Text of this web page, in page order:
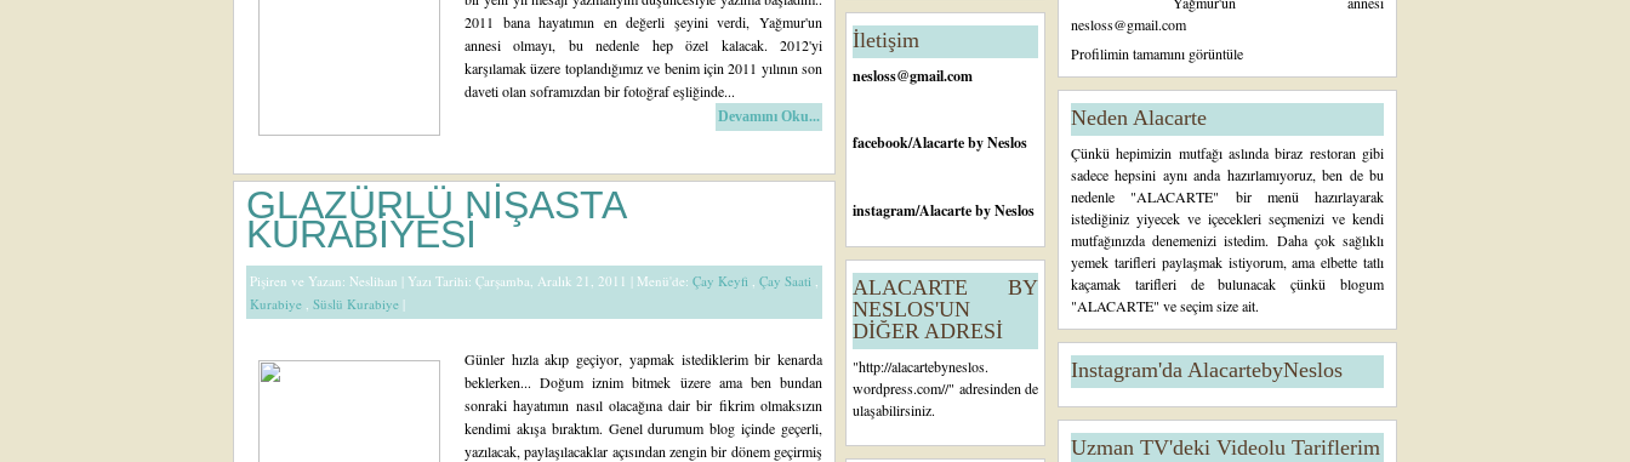
2011 bana hayatımın en değerli şeyini verdi, Yağmur'un
annesi olmayı, bu nedenle hep özel kalacak. 2012'yi
karşılamak üzere toplandığımız ve benim için 2011 yılının son
daveti olan soframızdan bir fotoğraf eşliğinde...
Devamını Oku...
GLAZÜRLÜ NİŞASTA
KURABİYESİ
Pişiren ve Yazan: Neslihan | Yazı Tarihi: Çarşamba, Aralık 21, 2011 | Menü'de: Çay Keyfi , Çay Saati ,
Kurabiye , Süslü Kurabiye |
Günler hızla akıp geçiyor, yapmak istediklerim bir kenarda
beklerken... Doğum iznim bitmek üzere ama ben bundan
sonraki hayatımın nasıl olacağına dair bir fikrim olmaksızın
kendimi akışa bıraktım. Genel durumum blog içinde geçerli,
yazılacak, paylaşılacaklar açısından zengin bir dönem geçirmiş
a
İletişim
nesloss@gmail.com
facebook/Alacarte by Neslos
instagram/Alacarte by Neslos
ALACARTE BY
NESLOS'UN
DİĞER ADRESİ
"http://alacartebyneslos.
wordpress.com//" adresinden de
ulaşabilirsiniz.
nesloss@gmail.com
Profilimin tamamını görüntüle
Neden Alacarte
Çünkü hepimizin mutfağı aslında biraz restoran gibi
sadece hepsini aynı anda hazırlamıyoruz, ben de bu
nedenle "ALACARTE" bir menü hazırlayarak
istediğiniz yiyecek ve içecekleri seçmenizi ve kendi
mutfağınızda denemenizi istedim. Daha çok sağlıklı
yemek tarifleri paylaşmak istiyorum, ama elbette tatlı
kaçamak tarifleri de bulunacak çünkü blogum
"ALACARTE" ve seçim size ait.
Instagram'da AlacartebyNeslos
Uzman TV'deki Videolu Tariflerim